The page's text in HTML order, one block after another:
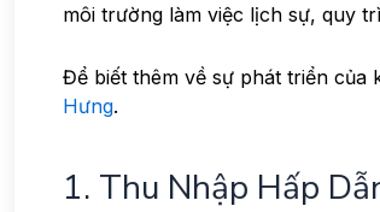
môi trường làm việc lịch sự, quy
Để biết thêm về sự phát triển của
Hưng.
1. Thu Nhập Hấp